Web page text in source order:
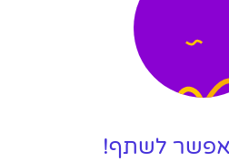
ליונתן
לשתף!